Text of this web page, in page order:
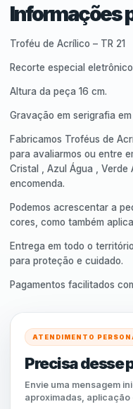
Informações
Troféu de Acrílico – TR 21
Recorte especial
Altura da peça 16 cm.
Gravação em serigrafia
Fabricamos Troféus de
para avaliarmos ou entre
Cristal , Azul Água , Verde
encomenda.
Podemos acrescentar a
cores, como também
Entrega em todo o
para proteção e cuidado.
Pagamentos facilitados
ATENDIMENTO
Precisa desse
Envie uma mensagem
aproximadas, aplicação